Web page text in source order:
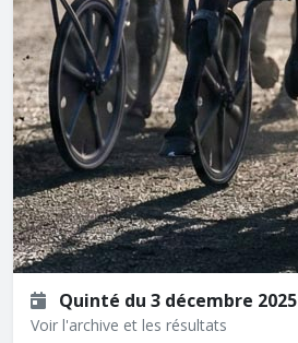
Quinté du 3 décembre 2025
Voir l'archive et les résultats